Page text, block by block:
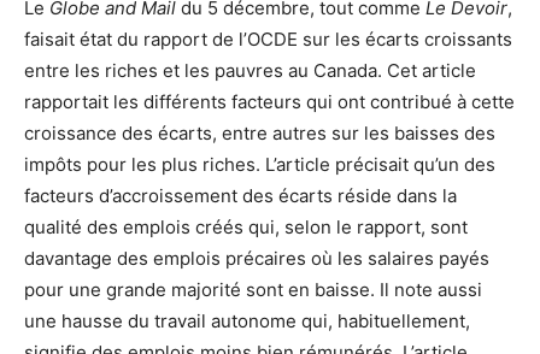
Le Globe and Mail du 5 décembre, tout comme Le Devoir,
faisait état du rapport de l’OCDE sur les écarts croissants
entre les riches et les pauvres au Canada. Cet article
rapportait les différents facteurs qui ont contribué à cette
croissance des écarts, entre autres sur les baisses des
impôts pour les plus riches. L’article précisait qu’un des
facteurs d’accroissement des écarts réside dans la
qualité des emplois créés qui, selon le rapport, sont
davantage des emplois précaires où les salaires payés
pour une grande majorité sont en baisse. Il note aussi
une hausse du travail autonome qui, habituellement,